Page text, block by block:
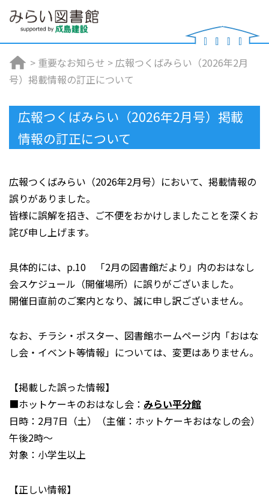
> 重要なお知らせ > 広報つくばみらい（2026年2月
号）掲載情報の訂正について
広報つくばみらい（2026年2月号）掲載
情報の訂正について
広報つくばみらい（2026年2月号）において、掲載情報の
誤りがありました。
皆様に誤解を招き、ご不便をおかけしましたことを深くお
詫び申し上げます。
具体的には、p.10 「2月の図書館だより」内のおはなし
会スケジュール（開催場所）に誤りがございました。
開催日直前のご案内となり、誠に申し訳ございません。
なお、チラシ・ポスター、図書館ホームページ内「おはな
し会・イベント等情報」については、変更はありません。
【掲載した誤った情報】
■ホットケーキのおはなし会： みらい平分館
日時：2月7日（土）（主催：ホットケーキおはなしの会）
午後2時～
対象：小学生以上
【正しい情報】